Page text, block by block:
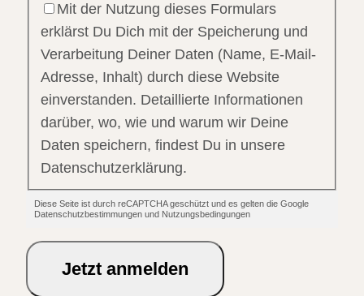
Mit der Nutzung dieses Formulars
erklärst Du Dich mit der Speicherung und
Verarbeitung Deiner Daten (Name, E-Mail-
Adresse, Inhalt) durch diese Website
einverstanden. Detaillierte Informationen
darüber, wo, wie und warum wir Deine
Daten speichern, findest Du in unsere
Datenschutzerklärung.
Diese Seite ist durch reCAPTCHA geschützt und es gelten die Google
Datenschutzbestimmungen und Nutzungsbedingungen
Jetzt anmelden